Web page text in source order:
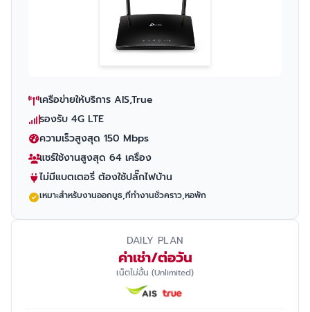
เครือข่ายให้บริการ AIS,True
รองรับ 4G LTE
ความเร็วสูงสุด 150 Mbps
แชร์ใช้งานสูงสุด 64 เครื่อง
ไม่มีแบตเตอรี่ ต้องใช้ปลั๊กไฟบ้าน
เหมาะสำหรับงานออกบูธ,ที่ทำงานชั่วคราว,หอพัก
DAILY PLAN
ค่าเช่า/ต่อวัน
เน็ตไม่อั้น (Unlimited)